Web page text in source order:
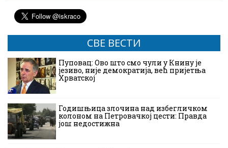
СВЕ ВЕСТИ
Пуповац: Ово што смо чули у Книну је
језиво, није демократија, већ пријетња
Хрватској
Годишњица злочина над избегличком
колоном на Петровачкој цести: Правда
још недостижна